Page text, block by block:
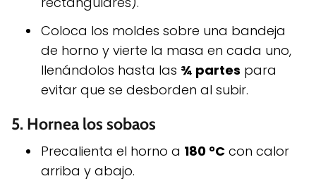
Coloca los moldes sobre una bandeja
de horno y vierte la masa en cada uno,
llenándolos hasta las ¾ partes para
evitar que se desborden al subir.
5. Hornea los sobaos
Precalienta el horno a 180 °C con calor
arriba y abajo.